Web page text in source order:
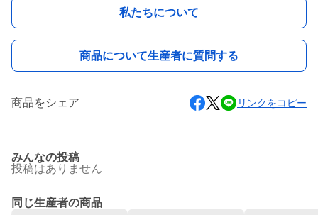
私たちについて
商品について生産者に質問する
商品をシェア リンクをコピー
みんなの投稿
投稿はありません
同じ生産者の商品